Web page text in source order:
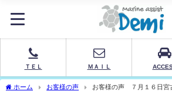
ＴＥＬ ＭＡＩＬ
ホーム お客様の声
お客様の声 ７月１６日宮